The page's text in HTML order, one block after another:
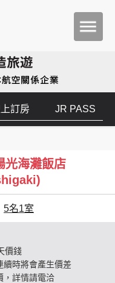
訂房 JR PASS
光海灘飯店
5名1室
價錢
續時將會產生價差
，詳情請電洽